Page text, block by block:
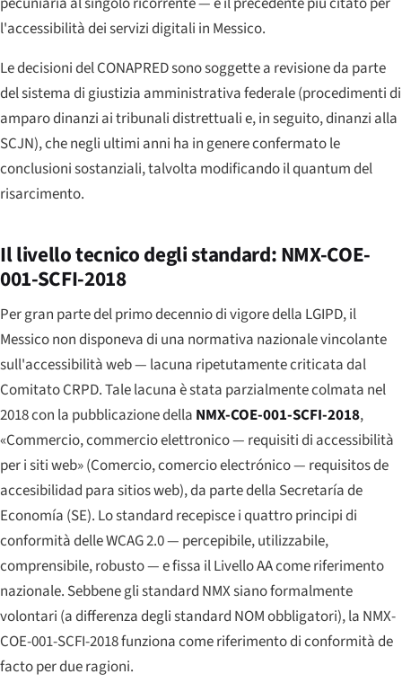
l'accessibilità dei servizi digitali in Messico.
Le decisioni del CONAPRED sono soggette a revisione da parte
del sistema di giustizia amministrativa federale (procedimenti di
amparodinanzi ai tribunali distrettuali e, in seguito, dinanzi alla
SCJN), che negli ultimi anni ha in genere confermato le
conclusioni sostanziali, talvolta modificando il quantum del
risarcimento.
Il livello tecnico degli standard: NMX-COE-
001-SCFI-2018
Per gran parte del primo decennio di vigore della LGIPD, il
Messico non disponeva di una normativa nazionale vincolante
sull'accessibilità web — lacuna ripetutamente criticata dal
Comitato CRPD. Tale lacuna è stata parzialmente colmata nel
2018 con la pubblicazione della NMX-COE-001-SCFI-2018,
«Commercio, commercio elettronico — requisiti di accessibilità
per i siti web» (Comercio, comercio electrónico — requisitos de
accesibilidad para sitios web), da parte della Secretaría de
Economía (SE). Lo standard recepisce i quattro principi di
conformità delle WCAG 2.0 — percepibile, utilizzabile,
comprensibile, robusto — e fissa il Livello AA come riferimento
nazionale. Sebbene gli standard NMX siano formalmente
volontari (a differenza degli standard NOM obbligatori), la NMX-
COE-001-SCFI-2018 funziona come riferimento di conformità de
facto per due ragioni.